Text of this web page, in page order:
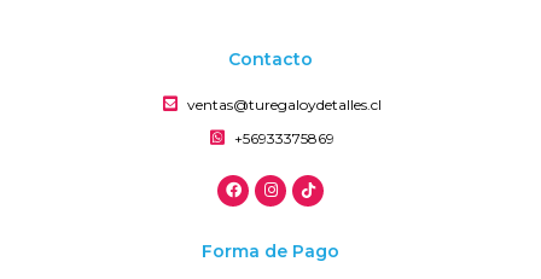
Contacto
ventas@turegaloydetalles.cl
+56933375869
Forma de Pago